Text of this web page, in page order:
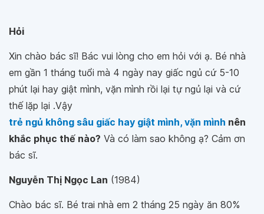
Hỏi
Xin chào bác sĩ! Bác vui lòng cho em hỏi với ạ. Bé nhà
em gần 1 tháng tuổi mà 4 ngày nay giấc ngủ cứ 5-10
phút lại hay giật mình, vặn mình rồi lại tự ngủ lại và cứ
thế lặp lại .Vậy
trẻ ngủ không sâu giấc hay giật mình, vặn mình nên
khắc phục thế nào? Và có làm sao không ạ? Cảm ơn
bác sĩ.
Nguyễn Thị Ngọc Lan (1984)
Chào bác sĩ. Bé trai nhà em 2 tháng 25 ngày ăn 80%